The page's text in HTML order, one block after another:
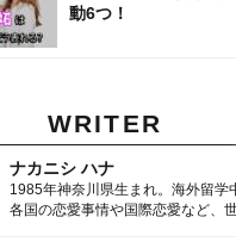
動6つ！
WRITER
ナカニシ ハナ
1985年神奈川県生まれ。海外留学
各国の恋愛事情や国際恋愛など、